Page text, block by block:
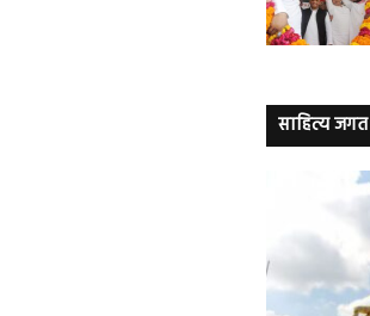
साहित्य जगत